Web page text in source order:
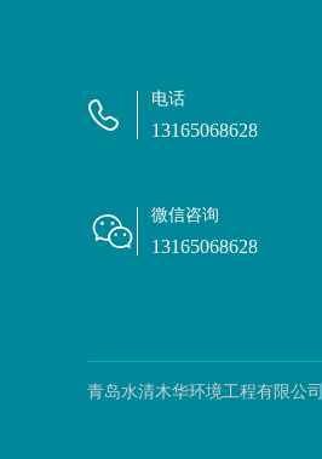
电话
13165068628
微信咨询
13165068628
青岛水清木华环境工程有限公司